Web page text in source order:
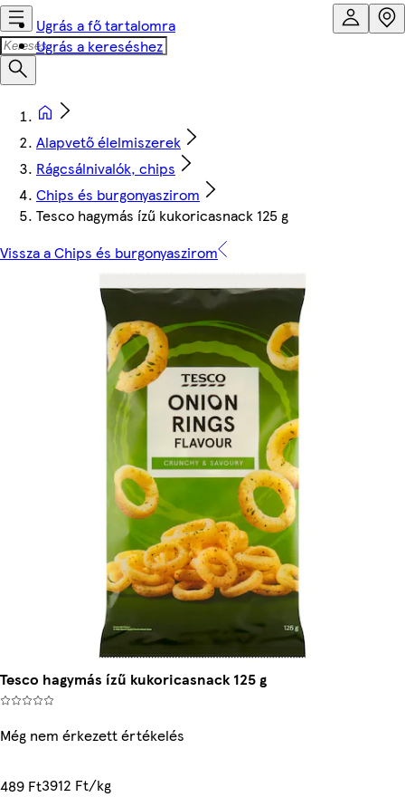
Ugrás a fő tartalomra
Ugrás a kereséshez
Alapvető élelmiszerek
Rágcsálnivalók, chips
Chips és burgonyaszirom
Tesco hagymás ízű kukoricasnack 125 g
Vissza a Chips és burgonyaszirom
Tesco hagymás ízű kukoricasnack 125 g
Még nem érkezett értékelés
489 Ft3912 Ft/kg